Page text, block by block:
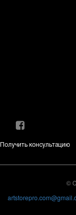
Получить консультацию
©